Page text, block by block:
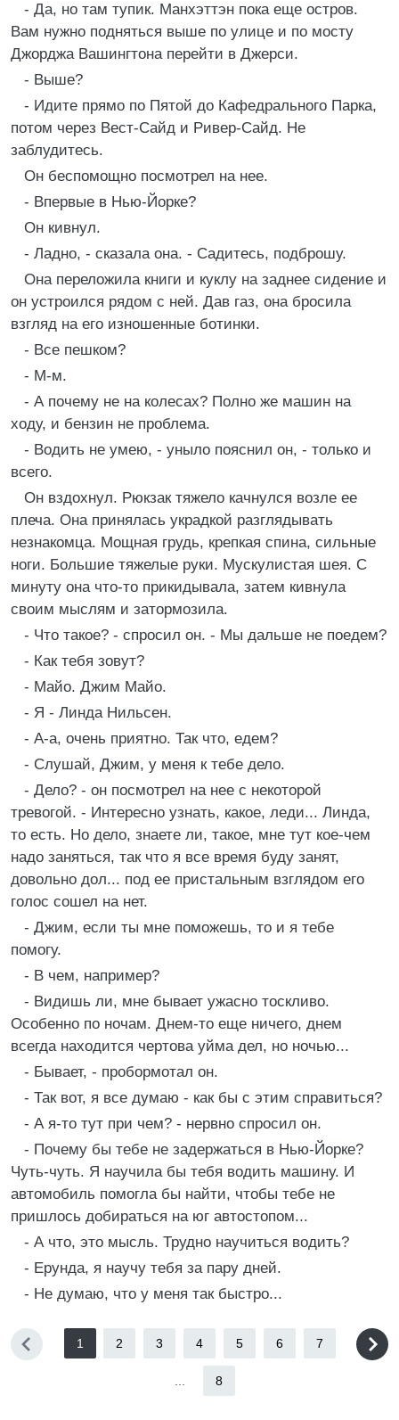
- Да, но там тупик. Манхэттэн пока еще остров.
Вам нужно подняться выше по улице и по мосту
Джорджа Вашингтона перейти в Джерси.
- Выше?
- Идите прямо по Пятой до Кафедрального Парка,
потом через Вест-Сайд и Ривер-Сайд. Не
заблудитесь.
Он беспомощно посмотрел на нее.
- Впервые в Нью-Йорке?
Он кивнул.
- Ладно, - сказала она. - Садитесь, подброшу.
Она переложила книги и куклу на заднее сидение и
он устроился рядом с ней. Дав газ, она бросила
взгляд на его изношенные ботинки.
- Все пешком?
- М-м.
- А почему не на колесах? Полно же машин на
ходу, и бензин не проблема.
- Водить не умею, - уныло пояснил он, - только и
всего.
Он вздохнул. Рюкзак тяжело качнулся возле ее
плеча. Она принялась украдкой разглядывать
незнакомца. Мощная грудь, крепкая спина, сильные
ноги. Большие тяжелые руки. Мускулистая шея. С
минуту она что-то прикидывала, затем кивнула
своим мыслям и затормозила.
- Что такое? - спросил он. - Мы дальше не поедем?
- Как тебя зовут?
- Майо. Джим Майо.
- Я - Линда Нильсен.
- А-а, очень приятно. Так что, едем?
- Слушай, Джим, у меня к тебе дело.
- Дело? - он посмотрел на нее с некоторой
тревогой. - Интересно узнать, какое, леди... Линда,
то есть. Но дело, знаете ли, такое, мне тут кое-чем
надо заняться, так что я все время буду занят,
довольно дол... под ее пристальным взглядом его
голос сошел на нет.
- Джим, если ты мне поможешь, то и я тебе
помогу.
- В чем, например?
- Видишь ли, мне бывает ужасно тоскливо.
Особенно по ночам. Днем-то еще ничего, днем
всегда находится чертова уйма дел, но ночью...
- Бывает, - пробормотал он.
- Так вот, я все думаю - как бы с этим справиться?
- А я-то тут при чем? - нервно спросил он.
- Почему бы тебе не задержаться в Нью-Йорке?
Чуть-чуть. Я научила бы тебя водить машину. И
автомобиль помогла бы найти, чтобы тебе не
пришлось добираться на юг автостопом...
- А что, это мысль. Трудно научиться водить?
- Ерунда, я научу тебя за пару дней.
- Не думаю, что у меня так быстро...
1 2 3 4 5 6 7
8